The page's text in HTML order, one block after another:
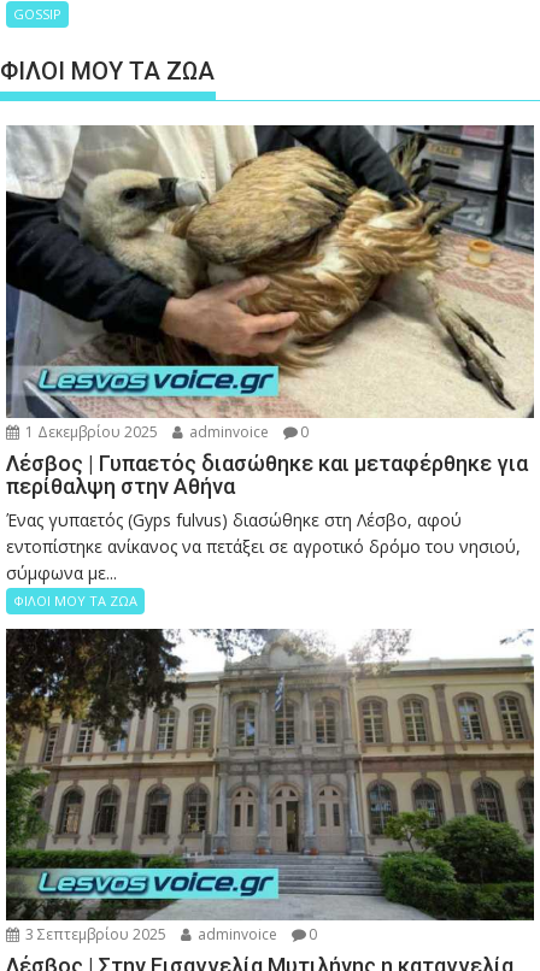
GOSSIP
ΦΙΛΟΙ ΜΟΥ ΤΑ ΖΩΑ
1 Δεκεμβρίου 2025 adminvoice 0
Λέσβος | Γυπαετός διασώθηκε και μεταφέρθηκε για
περίθαλψη στην Αθήνα
Ένας γυπαετός (Gyps fulvus) διασώθηκε στη Λέσβο, αφού
εντοπίστηκε ανίκανος να πετάξει σε αγροτικό δρόμο του νησιού,
σύμφωνα με...
ΦΙΛΟΙ ΜΟΥ ΤΑ ΖΩΑ
3 Σεπτεμβρίου 2025 adminvoice 0
Λέσβος | Στην Εισαγγελία Μυτιλήνης η καταγγελία